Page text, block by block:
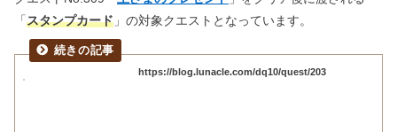
「スタンプカード 」の対象クエストとなっています。
https://blog.lunacle.com/dq10/quest/203